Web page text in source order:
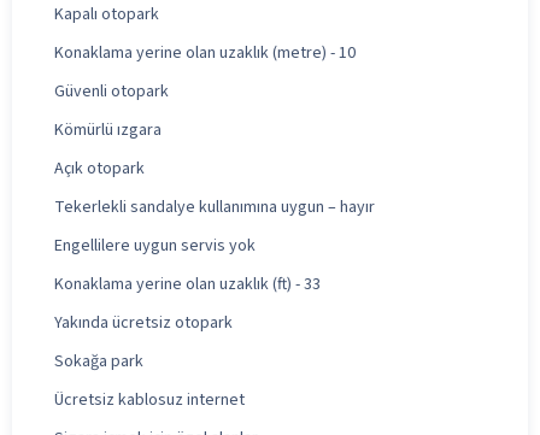
Kapalı otopark
Konaklama yerine olan uzaklık (metre) - 10
Güvenli otopark
Kömürlü ızgara
Açık otopark
Tekerlekli sandalye kullanımına uygun – hayır
Engellilere uygun servis yok
Konaklama yerine olan uzaklık (ft) - 33
Yakında ücretsiz otopark
Sokağa park
Ücretsiz kablosuz internet